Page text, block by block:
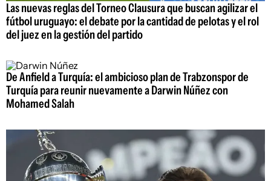
Las nuevas reglas del Torneo Clausura que buscan agilizar el
fútbol uruguayo: el debate por la cantidad de pelotas y el rol
del juez en la gestión del partido
De Anfield a Turquía: el ambicioso plan de Trabzonspor de
Turquía para reunir nuevamente a Darwin Núñez con
Mohamed Salah